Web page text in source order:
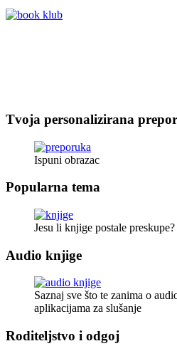
Tvoja personalizirana
Ispuni obrazac
Popularna tema
Jesu li knjige postale preskupe?
Audio knjige
Saznaj sve što te zanima o
aplikacijama za slušanje
Roditeljstvo i odgoj